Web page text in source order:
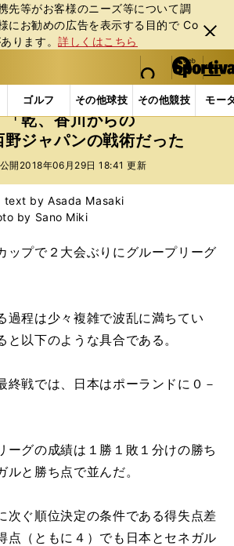
先等がお客様のニーズ等について調
にお勧めの広告を表⽰する⽬的で Co
ります。詳しくはこちら
閉じ
る
web Sportiva (webスポルティーバ)
検索
マイペ
ー
ジ
メニュ
ゴルフ その他球技 その他競技 モー
一覧 サッカー代表 日本代表 露
乾、香川からの
ジャパンの戦術だった
開 2018年06月29日 18:41 更新
by Asada Masaki
by Sano Miki
プで２大会ぶりにグループリーグ
程は少々複雑で波乱に満ちてい
と以下のような具合である。
戦では、日本はポーランドに０－
グの成績は１勝１敗１分けの勝ち
ルと勝ち点で並んだ。
ぐ順位決定の条件である得失点差
点（ともに４）でも日本とセネガル